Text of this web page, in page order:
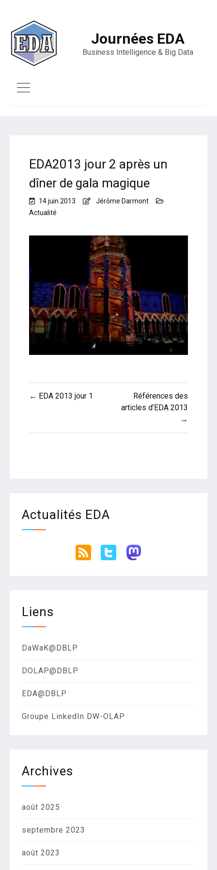
Journées EDA
Business Intelligence & Big Data
EDA2013 jour 2 après un
dîner de gala magique
14 juin 2013
Jérôme Darmont
Actualité
Navigation
l’article
← EDA 2013 jour 1
Références des
articles d’EDA 2013
→
Actualités EDA
Liens
DaWaK@DBLP
DOLAP@DBLP
EDA@DBLP
Groupe LinkedIn DW-OLAP
Archives
août 2025
septembre 2023
août 2023